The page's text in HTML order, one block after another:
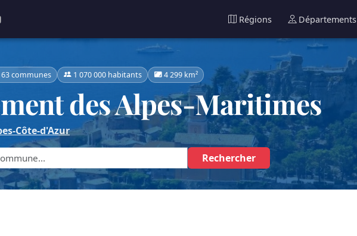
Régions Départements
communes 1 070 000 habitants 4 299 km²
des Alpes-Maritimes
Côte-d'Azur
Rechercher